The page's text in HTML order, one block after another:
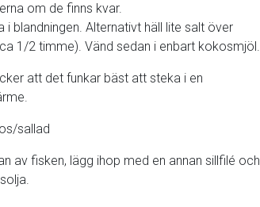
om de finns kvar.
blandningen. Alternativt häll lite salt över
1/2 timme). Vänd sedan i enbart kokosmjöl.
att det funkar bäst att steka i en
sallad
av fisken, lägg ihop med en annan sillfilé och